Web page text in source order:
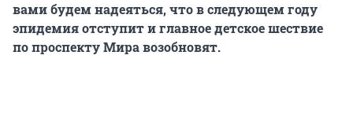
вами будем надеяться, что в следующем году
эпидемия отступит и главное детское шествие
по проспекту Мира возобновят.